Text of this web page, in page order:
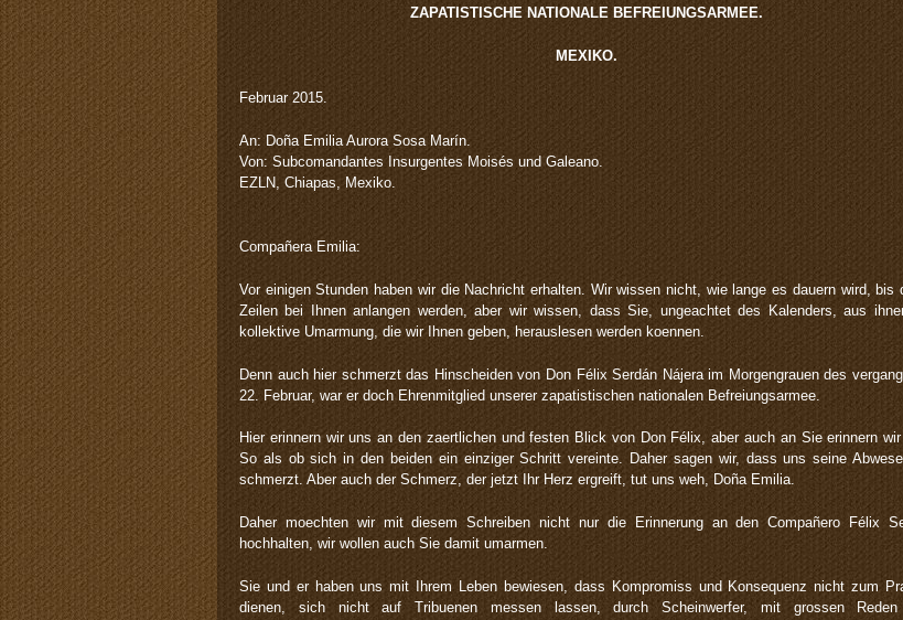
ZAPATISTISCHE NATIONALE BEFREIUNGSARMEE.
MEXIKO.
Februar 2015.
An: Doña Emilia Aurora Sosa Marín.
Von: Subcomandantes Insurgentes Moisés und Galeano.
EZLN, Chiapas, Mexiko.
Compañera Emilia:
Vor einigen Stunden haben wir die Nachricht erhalten. Wir wissen nicht, wie lange es dauern wird, bis
Zeilen bei Ihnen anlangen werden, aber wir wissen, dass Sie, ungeachtet des Kalenders, aus
kollektive Umarmung, die wir Ihnen geben, herauslesen werden koennen.
Denn auch hier schmerzt das Hinscheiden von Don Félix Serdán Nájera im Morgengrauen des
22. Februar, war er doch Ehrenmitglied unserer zapatistischen nationalen Befreiungsarmee.
Hier erinnern wir uns an den zaertlichen und festen Blick von Don Félix, aber auch an Sie erinnern
So als ob sich in den beiden ein einziger Schritt vereinte. Daher sagen wir, dass uns seine
schmerzt. Aber auch der Schmerz, der jetzt Ihr Herz ergreift, tut uns weh, Doña Emilia.
Daher moechten wir mit diesem Schreiben nicht nur die Erinnerung an den Compañero Félix
hochhalten, wir wollen auch Sie damit umarmen.
Sie und er haben uns mit Ihrem Leben bewiesen, dass Kompromiss und Konsequenz nicht zum
dienen, sich nicht auf Tribuenen messen lassen, durch Scheinwerfer, mit grossen